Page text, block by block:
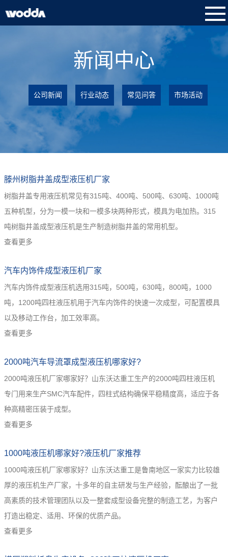
新闻中心
公司新闻 行业动态 常见问答 市场活动
滕州树脂井盖成型液压机厂家
树脂井盖专用液压机常见有315吨、400吨、500吨、630吨、1000吨
五种机型，分为一模一块和一模多块两种形式，模具为电加热。315
吨树脂井盖成型液压机是生产制造树脂井盖的常用机型。
查看更多
汽车内饰件成型液压机厂家
汽车内饰件成型液压机选用315吨，500吨，630吨，800吨，1000
吨，1200吨四柱液压机用于汽车内饰件的快速一次成型，可配置模具
以及移动工作台，加工效率高。
查看更多
2000吨汽车导流罩成型液压机哪家好?
2000吨液压机厂家哪家好？山东沃达重工生产的2000吨四柱液压机
专门用来生产SMC汽车配件，四柱式结构确保平稳精度高，适应于各
种高精密压装于成型。
查看更多
1000吨液压机哪家好?液压机厂家推荐
1000吨液压机厂家哪家好？山东沃达重工是鲁南地区一家实力比较雄
厚的液压机生产厂家，十多年的自主研发与生产经验，酝酿出了一批
高素质的技术管理团队以及一整套成型设备完整的制造工艺，为客户
打造出稳定、适用、环保的优质产品。
查看更多